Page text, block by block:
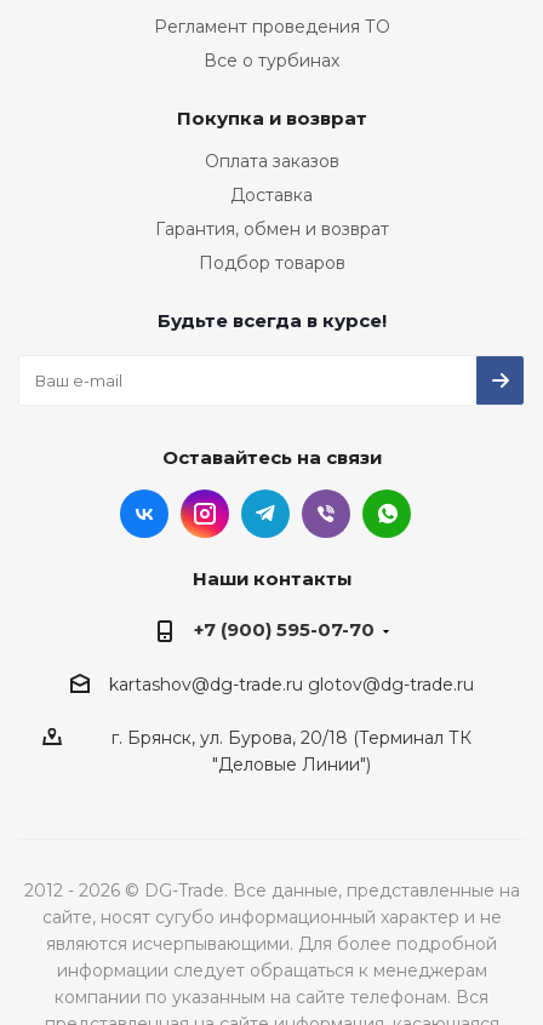
Регламент проведения ТО
Все о турбинах
Покупка и возврат
Оплата заказов
Доставка
Гарантия, обмен и возврат
Подбор товаров
Будьте всегда в курсе!
Оставайтесь на связи
Наши контакты
+7 (900) 595-07-70
kartashov@dg-trade.ru glotov@dg-trade.ru
г. Брянск, ул. Бурова, 20/18 (Терминал ТК
"Деловые Линии")
2012 - 2026 © DG-Trade. Все данные, представленные на
сайте, носят сугубо информационный характер и не
являются исчерпывающими. Для более подробной
информации следует обращаться к менеджерам
компании по указанным на сайте телефонам. Вся